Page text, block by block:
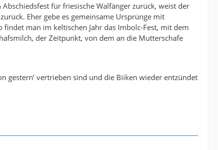
für friesische Walfänger zurück, weist der
Eher gebe es gemeinsame Ursprünge mit
man im keltischen Jahr das Imbolc-Fest, mit dem
der Zeitpunkt, von dem an die Mutterschafe
gestern’ vertrieben sind und die Biiken wieder entzündet